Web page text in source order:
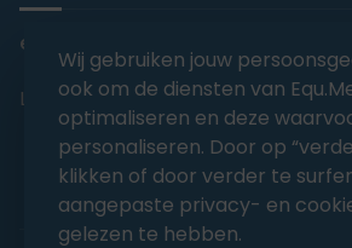
editorial@equmedia.be
Langendamdreef 22 9880 Aalter
Wij gebruiken jouw
ook om de diensten van
optimaliseren en deze
personaliseren. Door op
klikken of door verder te
aangepaste privacy- en
gelezen te hebben.